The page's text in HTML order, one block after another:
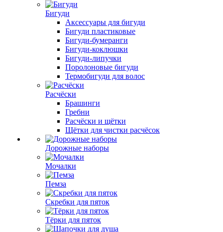
Бигуди
Аксессуары для бигуди
Бигуди пластиковые
Бигуди-бумеранги
Бигуди-коклюшки
Бигуди-липучки
Поролоновые бигуди
Термобигуди для волос
Расчёски
Брашинги
Гребни
Расчёски и щётки
Щётки для чистки расчёсок
Дорожные наборы
Мочалки
Пемза
Скребки для пяток
Тёрки для пяток